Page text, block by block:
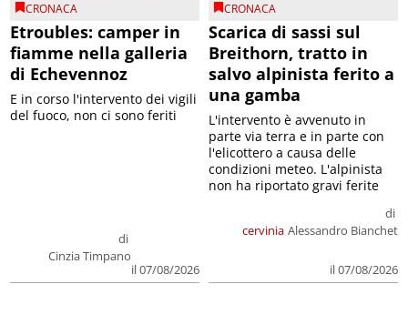
CRONACA
Etroubles: camper in
fiamme nella galleria
di Echevennoz
di
Cinzia Timpano
il 07/08/2026
E in corso l'intervento dei vigili
del fuoco, non ci sono feriti
CRONACA
Scarica di sassi sul
Breithorn, tratto in
salvo alpinista ferito a
una gamba
cervinia
di
Alessandro Bianchet
il 07/08/2026
L'intervento è avvenuto in
parte via terra e in parte con
l'elicottero a causa delle
condizioni meteo. L'alpinista
non ha riportato gravi ferite